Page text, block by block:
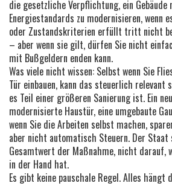
die gesetzliche Verpflichtung, ein
Energiestandards zu modernisieren, wenn
oder Zustandskriterien erfüllt tritt nicht
– aber wenn sie gilt, dürfen Sie nicht
mit Bußgeldern enden kann.
Was viele nicht wissen: Selbst wenn Sie
Tür einbauen, kann das steuerlich relevant
es Teil einer größeren Sanierung ist. Ein
modernisierte Haustür, eine umgebaute
wenn Sie die Arbeiten selbst machen,
aber nicht automatisch Steuern. Der Staat
Gesamtwert der Maßnahme, nicht darauf,
in der Hand hat.
Es gibt keine pauschale Regel. Alles hängt